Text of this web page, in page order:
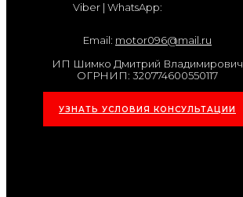
Viber | WhatsApp:
Email: motor096@mail.ru
ИП Шимко Дмитрий Владимирович
ОГРНИП: 320774600550117
УЗНАТЬ УСЛОВИЯ КОНСУЛЬТАЦИИ